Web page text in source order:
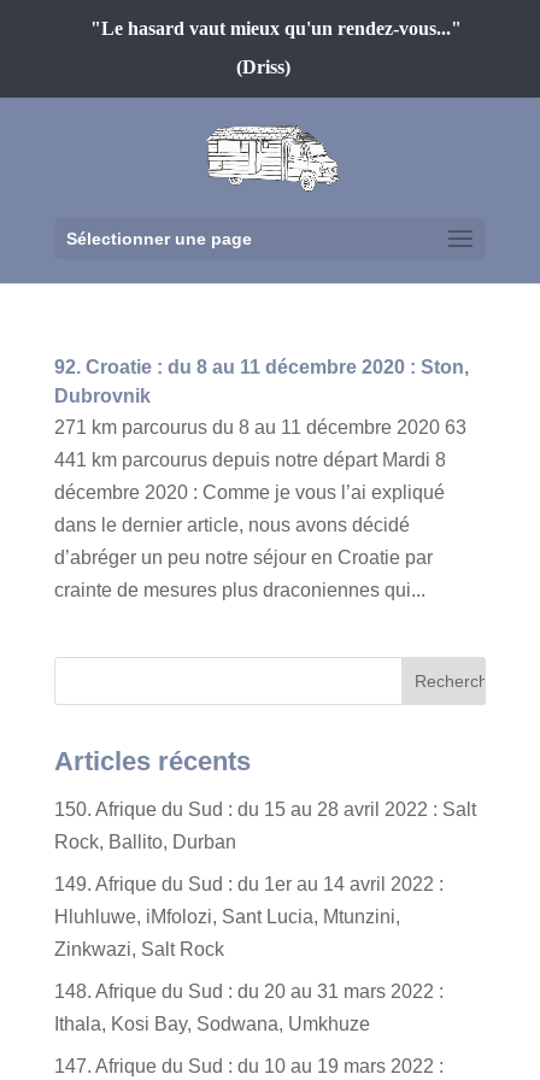
"Le hasard vaut mieux qu'un rendez-vous..."
(Driss)
Sélectionner une page
92. Croatie : du 8 au 11 décembre 2020 : Ston,
Dubrovnik
271 km parcourus du 8 au 11 décembre 2020 63
441 km parcourus depuis notre départ Mardi 8
décembre 2020 : Comme je vous l’ai expliqué
dans le dernier article, nous avons décidé
d’abréger un peu notre séjour en Croatie par
crainte de mesures plus draconiennes qui...
Articles récents
150. Afrique du Sud : du 15 au 28 avril 2022 : Salt
Rock, Ballito, Durban
149. Afrique du Sud : du 1er au 14 avril 2022 :
Hluhluwe, iMfolozi, Sant Lucia, Mtunzini,
Zinkwazi, Salt Rock
148. Afrique du Sud : du 20 au 31 mars 2022 :
Ithala, Kosi Bay, Sodwana, Umkhuze
147. Afrique du Sud : du 10 au 19 mars 2022 :